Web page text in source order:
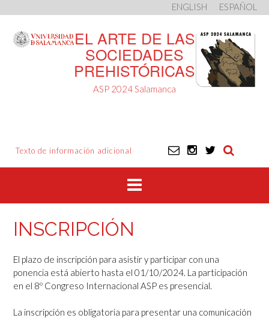
ESPAÑOL
ENGLISH
contenido
EL ARTE DE LAS
SOCIEDADES
PREHISTÓRICAS
ASP 2024 Salamanca
Texto de información adicional
INSCRIPCIÓN
El plazo de inscripción para asistir y participar con una
ponencia está abierto hasta el 01/10/2024. La participación
en el 8º Congreso Internacional ASP es presencial.
La inscripción es obligatoria para presentar una comunicación